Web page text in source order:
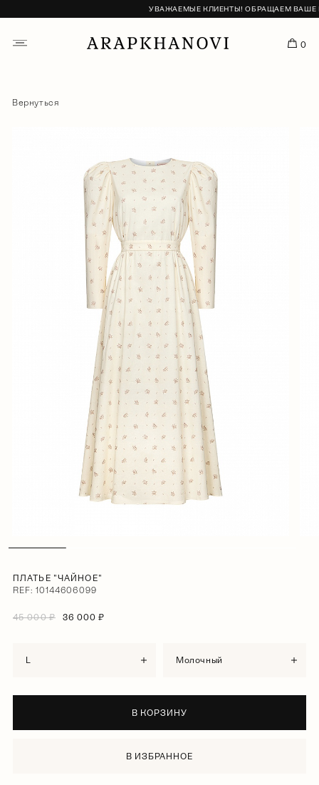
УВАЖАЕМЫЕ КЛИЕНТЫ! ОБРАЩАЕМ ВАШЕ
0
Вернуться
ПЛАТЬЕ "ЧАЙНОЕ"
REF: 10144606099
45 000 ₽ 36 000 ₽
L молочный
В КОРЗИНУ
В ИЗБРАННОЕ